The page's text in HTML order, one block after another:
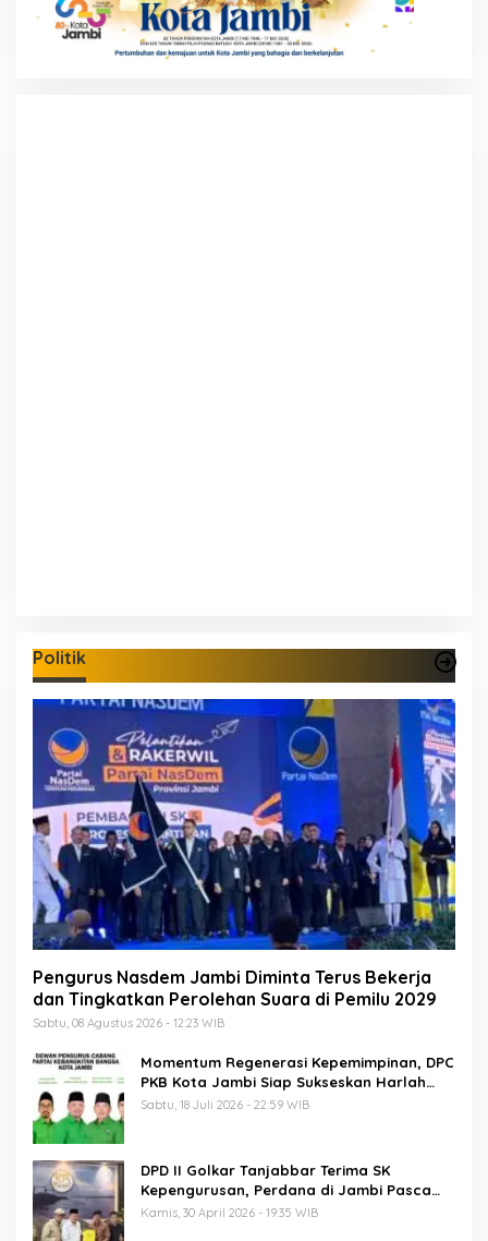
Politik
Pengurus Nasdem Jambi Diminta Terus Bekerja
dan Tingkatkan Perolehan Suara di Pemilu 2029
Sabtu, 08 Agustus 2026 - 12:23 WIB
Momentum Regenerasi Kepemimpinan, DPC
PKB Kota Jambi Siap Sukseskan Harlah
PKB ke-28
Sabtu, 18 Juli 2026 - 22:59 WIB
DPD II Golkar Tanjabbar Terima SK
Kepengurusan, Perdana di Jambi Pasca
Musda
Kamis, 30 April 2026 - 19:35 WIB